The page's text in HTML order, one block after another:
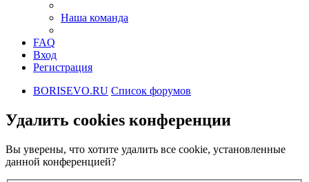
Наша команда
FAQ
Вход
Регистрация
BORISEVO.RU Список форумов
Удалить cookies конференции
Вы уверены, что хотите удалить все cookie, установленные
данной конференцией?